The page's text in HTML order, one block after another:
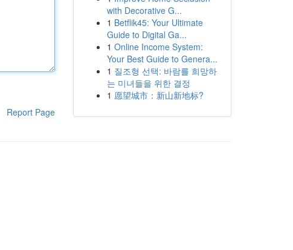
Report Page
with Decorative G...
1 Betflik45: Your Ultimate
Guide to Digital Ga...
1 Online Income System:
Your Best Guide to Genera...
1 질조형 선택: 바람를 희망하
는 미녀들을 위한 결정
1 愿望城市：新山新地标?